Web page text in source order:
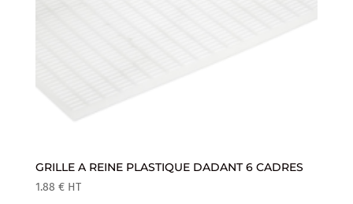
GRILLE A REINE PLASTIQUE DADANT 6 CADRES
1.88 € HT